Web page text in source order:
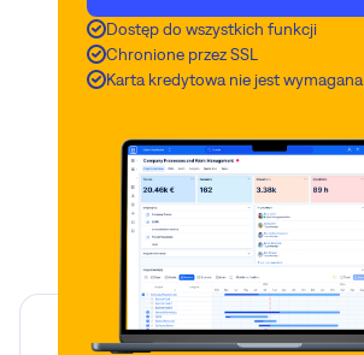
Dostęp do wszystkich funkcji
Chronione przez SSL
Karta kredytowa nie jest wymagana